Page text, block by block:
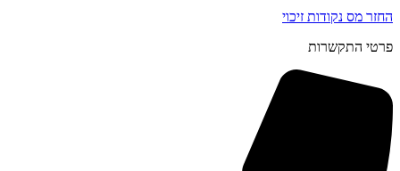
החזר מס נקודות זיכוי
פרטי התקשרות